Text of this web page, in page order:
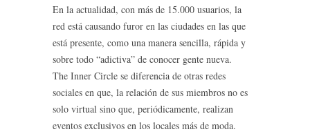
En la actualidad, con más de 15.000 usuarios, la
red está causando furor en las ciudades en las que
está presente, como una manera sencilla, rápida y
sobre todo “adictiva” de conocer gente nueva.
The Inner Circle se diferencia de otras redes
sociales en que, la relación de sus miembros no es
solo virtual sino que, periódicamente, realizan
eventos exclusivos en los locales más de moda.